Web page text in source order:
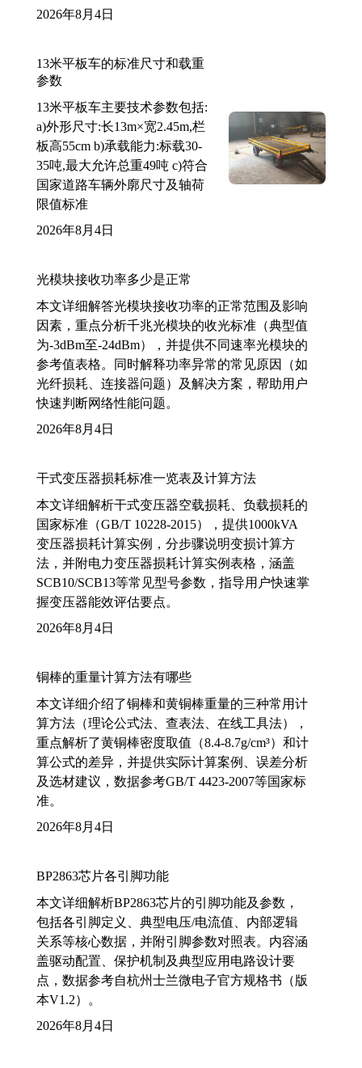
2026年8月4日
13米平板车的标准尺寸和载重
参数
13米平板车主要技术参数包括:
a)外形尺寸:长13m×宽2.45m,栏
板高55cm b)承载能力:标载30-
35吨,最大允许总重49吨 c)符合
国家道路车辆外廓尺寸及轴荷
限值标准
2026年8月4日
光模块接收功率多少是正常
本文详细解答光模块接收功率的正常范围及影响
因素，重点分析千兆光模块的收光标准（典型值
为-3dBm至-24dBm），并提供不同速率光模块的
参考值表格。同时解释功率异常的常见原因（如
光纤损耗、连接器问题）及解决方案，帮助用户
快速判断网络性能问题。
2026年8月4日
干式变压器损耗标准一览表及计算方法
本文详细解析干式变压器空载损耗、负载损耗的
国家标准（GB/T 10228-2015），提供1000kVA
变压器损耗计算实例，分步骤说明变损计算方
法，并附电力变压器损耗计算实例表格，涵盖
SCB10/SCB13等常见型号参数，指导用户快速掌
握变压器能效评估要点。
2026年8月4日
铜棒的重量计算方法有哪些
本文详细介绍了铜棒和黄铜棒重量的三种常用计
算方法（理论公式法、查表法、在线工具法），
重点解析了黄铜棒密度取值（8.4-8.7g/cm³）和计
算公式的差异，并提供实际计算案例、误差分析
及选材建议，数据参考GB/T 4423-2007等国家标
准。
2026年8月4日
BP2863芯片各引脚功能
本文详细解析BP2863芯片的引脚功能及参数，
包括各引脚定义、典型电压/电流值、内部逻辑
关系等核心数据，并附引脚参数对照表。内容涵
盖驱动配置、保护机制及典型应用电路设计要
点，数据参考自杭州士兰微电子官方规格书（版
本V1.2）。
2026年8月4日